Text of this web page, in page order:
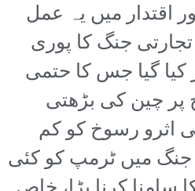
اقتدار میں یہ عمل
تجارتی جنگ کا پوری
گیا جس کا حتمی
چین کی بڑھتی
اثرو رسوخ کو کم
جنگ میں ٹرمپ کو کئی